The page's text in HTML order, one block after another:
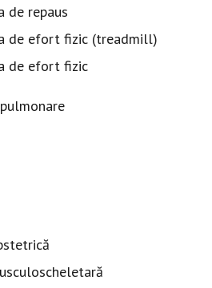
de repaus
de efort fizic (treadmill)
de efort fizic